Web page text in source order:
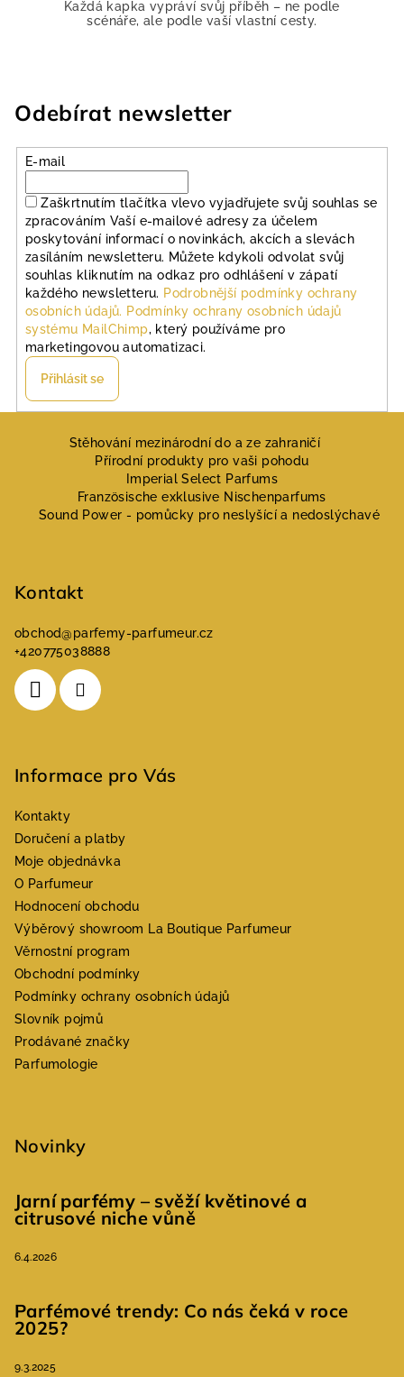
v
p
Každá kapka vypráví svůj příběh – ne podle
scénáře, ale podle vaší vlastní cesty.
Odebírat newsletter
E-mail
Zaškrtnutím tlačítka vlevo vyjadřujete svůj souhlas se
zpracováním Vaší e-mailové adresy za účelem
poskytování informací o novinkách, akcích a slevách
zasíláním newsletteru. Můžete kdykoli odvolat svůj
souhlas kliknutím na odkaz pro odhlášení v zápatí
každého newsletteru. Podrobnější podmínky ochrany
osobních údajů. Podmínky ochrany osobních údajů
systému MailChimp, který používáme pro
marketingovou automatizaci.
Přihlásit se
Stěhování mezinárodní do a ze zahraničí
Přírodní produkty pro vaši pohodu
Imperial Select Parfums
Französische exklusive Nischenparfums
Sound Power - pomůcky pro neslyšící a nedoslýchavé
Kontakt
obchod@parfemy-parfumeur.cz
+420775038888
Informace pro Vás
Kontakty
Doručení a platby
Moje objednávka
O Parfumeur
Hodnocení obchodu
Výběrový showroom La Boutique Parfumeur
Věrnostní program
Obchodní podmínky
Podmínky ochrany osobních údajů
Slovník pojmů
Prodávané značky
Parfumologie
Novinky
Jarní parfémy – svěží květinové a
citrusové niche vůně
6.4.2026
Parfémové trendy: Co nás čeká v roce
2025?
9.3.2025